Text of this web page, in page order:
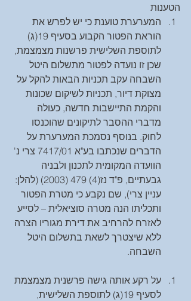
הטענות
המערערת טוענת כי יש לפרש את
הוראת הפטור הקבוע בסעיף 19(ג)
לתוספת השלישית פרשנות מצמצמת,
שכן זו נועדה לפטור מתשלום היטל
השבחה עקב תכניות הבאות להקל על
מצוקת דיור, תכניות לשיקום שכונות
והקמת התיישבות חדשה, כעולה
מדברי ההסבר לתיקונים שהוכנסו
לחוק. בנוסף נסמכת המערערת על
הדברים שנכתבו בע"א 7417/01 צרי נ'
הוועדה המקומית לתכנון ולבניה
גבעתיים, פ"ד נז(4) 479 (2003) (להלן:
עניין צרי), שם נקבע כי מטרת הפטור
ותכליתו הנה מטרה סוציאלית – לסייע
לאזרח להרחיב את דירת מגוריו הצרה
ללא שיצטרך לשאת בתשלום היטל
השבחה.
על רקע אותה גישה פרשנית מצמצמת
לסעיף 19(ג) לתוספת השלישית,